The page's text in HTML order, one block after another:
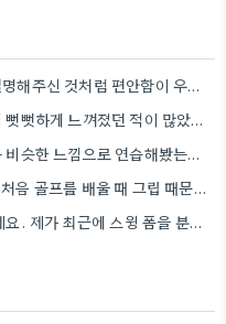
오버래핑 그립이 손이 작은 편인데, 설명해주신 것처럼 편안함이 우선이긴 하지만 클럽 컨트롤도 중요하겠어요.
거울 보면서 연습할 때, 손목 움직임이 뻣뻣하게 느껴졌던 적이 많았어요. 꽉 잡지 않고 가볍게 하는…
베이스볼 그립, 제가 손이 작은 편이라 비슷한 느낌으로 연습해봤는데, 확실히 묵직하게 받는 느낌이 다르더라구요.
오버래핑 그립이 정말 흔하네요. 저도 처음 골프를 배울 때 그립 때문에 많이 고민했었어요.
영상 분석 앱을 활용하는 팁, 정말 좋네요. 제가 최근에 스윙 폼을 분석하는 앱을 사용해보는데, 개선할…